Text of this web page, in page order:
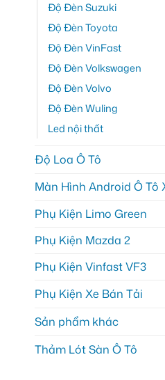
Độ Đèn Suzuki
Độ Đèn Toyota
Độ Đèn VinFast
Độ Đèn Volkswagen
Độ Đèn Volvo
Độ Đèn Wuling
Led nội thất
Độ Loa Ô Tô
Màn Hình Android Ô Tô
Phụ Kiện Limo Green
Phụ Kiện Mazda 2
Phụ Kiện Vinfast VF3
Phụ Kiện Xe Bán Tải
Sản phẩm khác
Thảm Lót Sàn Ô Tô